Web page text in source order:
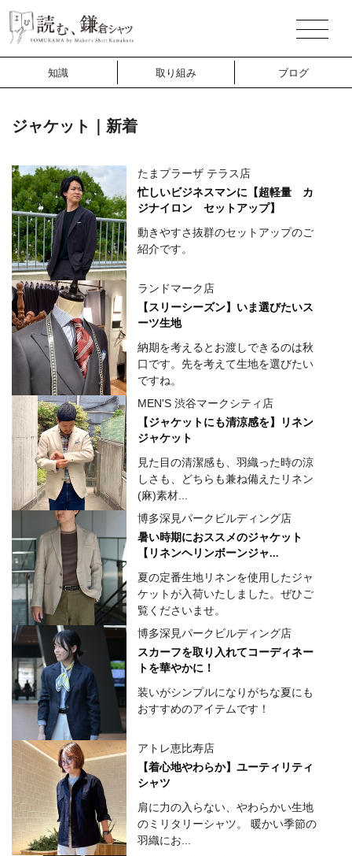
知識 取り組み ブログ
ジャケット｜新着
たまプラーザ テラス店
忙しいビジネスマンに【超軽量 カ
ジナイロン セットアップ】
動きやすさ抜群のセットアップのご
紹介です。
ランドマーク店
【スリーシーズン】いま選びたいス
ーツ生地
納期を考えるとお渡しできるのは秋
口です。先を考えて生地を選びたい
ですね。
MEN'S 渋谷マークシティ店
【ジャケットにも清涼感を】リネン
ジャケット
見た目の清潔感も、羽織った時の涼
しさも、どちらも兼ね備えたリネン
(麻)素材...
博多深見パークビルディング店
暑い時期におススメのジャケット
【リネンヘリンボーンジャ...
夏の定番生地リネンを使用したジャ
ケットが入荷いたしました。ぜひご
覧くださいませ。
博多深見パークビルディング店
スカーフを取り入れてコーディネー
トを華やかに！
装いがシンプルになりがちな夏にも
おすすめのアイテムです！
アトレ恵比寿店
【着心地やわらか】ユーティリティ
シャツ
肩に力の入らない、やわらかい生地
のミリタリーシャツ。 暖かい季節の
羽織にお...